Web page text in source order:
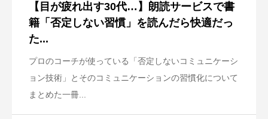
【目が疲れ出す30代…】朗読サービスで書
籍「否定しない習慣」を読んだら快適だっ
た...
プロのコーチが使っている「否定しないコミュニケーシ
ョン技術」とそのコミュニケーションの習慣化について
まとめた一冊...